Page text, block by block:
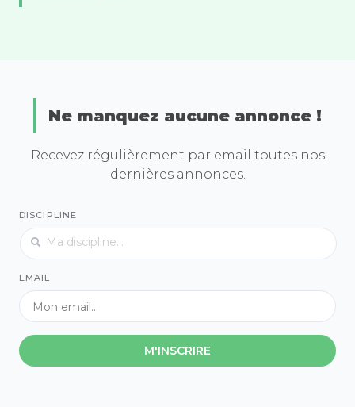
Ne manquez aucune annonce !
Recevez régulièrement par email toutes nos
dernières annonces.
DISCIPLINE
EMAIL
M'INSCRIRE